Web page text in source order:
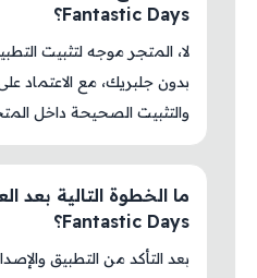
Fantastic Days؟
بدون جلبريك، مع الاعتماد
والتثبيت الصحيحة داخل
Fantastic Days؟
بعد التأكد من التطبيق